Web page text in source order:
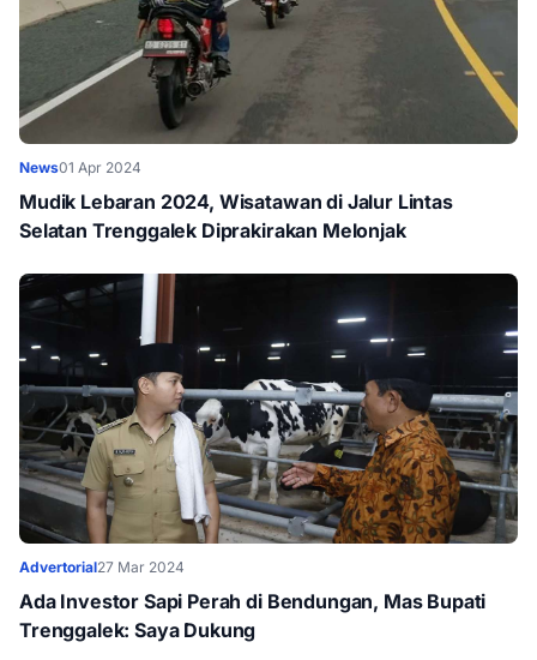
News01 Apr 2024
Mudik Lebaran 2024, Wisatawan di Jalur Lintas
Selatan Trenggalek Diprakirakan Melonjak
Advertorial27 Mar 2024
Ada Investor Sapi Perah di Bendungan, Mas Bupati
Trenggalek: Saya Dukung